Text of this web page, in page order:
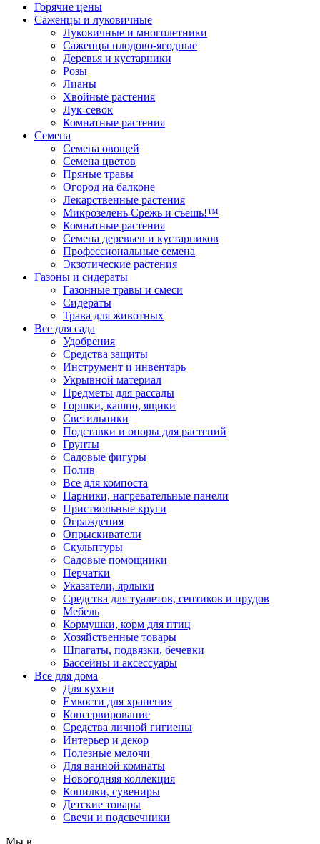
Горячие цены
Саженцы и луковичные
Луковичные и многолетники
Саженцы плодово-ягодные
Деревья и кустарники
Розы
Лианы
Хвойные растения
Лук-севок
Комнатные растения
Семена
Семена овощей
Семена цветов
Пряные травы
Огород на балконе
Лекарственные растения
Микрозелень Срежь и съешь!™
Комнатные растения
Семена деревьев и кустарников
Профессиональные семена
Экзотические растения
Газоны и сидераты
Газонные травы и смеси
Сидераты
Трава для животных
Все для сада
Удобрения
Средства защиты
Инструмент и инвентарь
Укрывной материал
Предметы для рассады
Горшки, кашпо, ящики
Светильники
Подставки и опоры для растений
Грунты
Садовые фигуры
Полив
Все для компоста
Парники, нагревательные панели
Приствольные круги
Ограждения
Опрыскиватели
Скульптуры
Садовые помощники
Перчатки
Указатели, ярлыки
Средства для туалетов, септиков и прудов
Мебель
Кормушки, корм для птиц
Хозяйственные товары
Шпагаты, подвязки, бечевки
Бассейны и аксессуары
Все для дома
Для кухни
Емкости для хранения
Консервирование
Средства личной гигиены
Интерьер и декор
Полезные мелочи
Для ванной комнаты
Новогодняя коллекция
Копилки, сувениры
Детские товары
Свечи и подсвечники